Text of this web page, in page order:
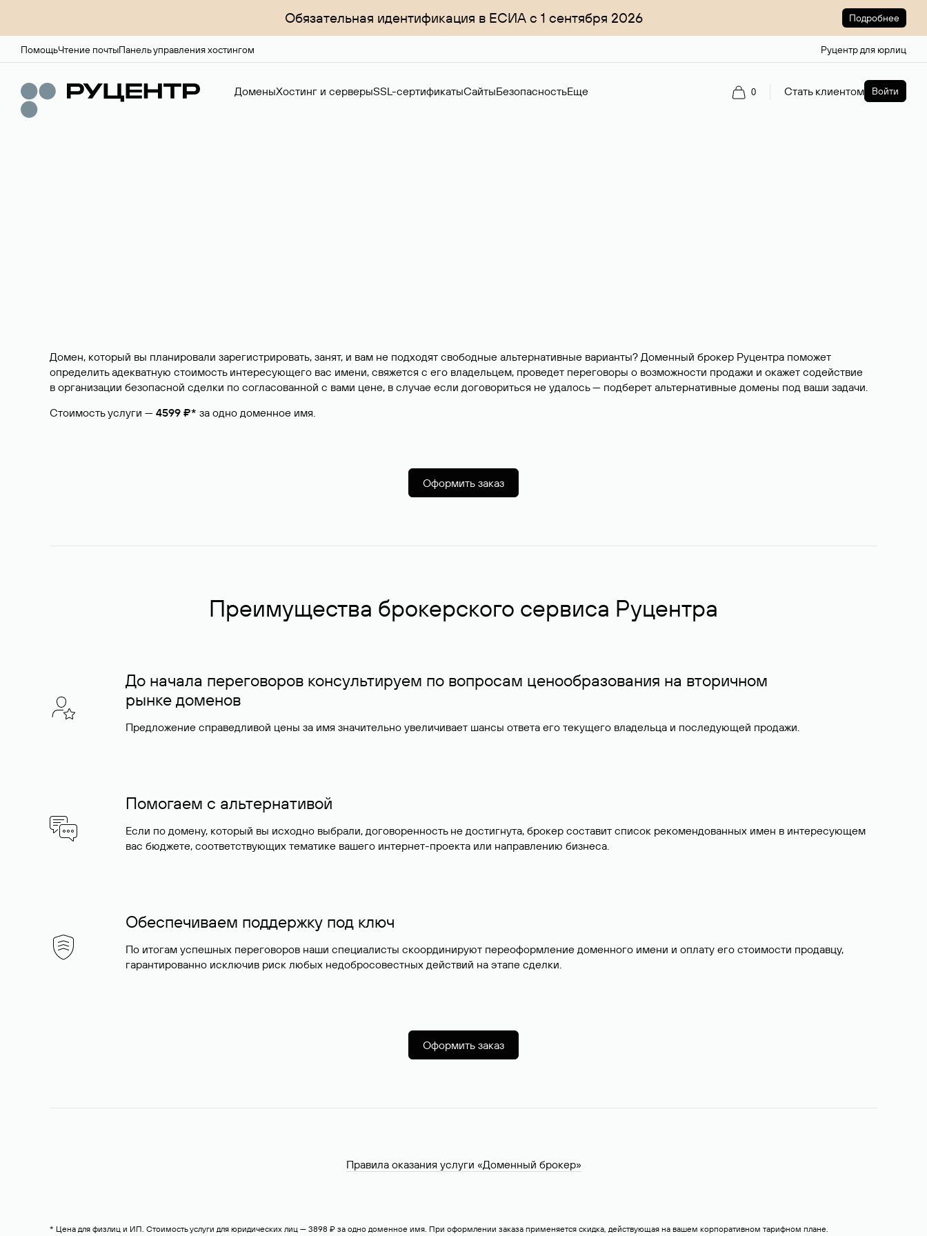
Обязательная идентификация в ЕСИА с 1 сентября 2026 Подробнее
ПомощьЧтение почтыПанель управления хостингом Руцентр для юрлиц
ДоменыХостинг и серверыSSL-сертификатыСайтыБезопасностьЕще 0 Стать клиентом Войти
Домен, который вы планировали зарегистрировать, занят, и вам не подходят свободные альтернативные варианты? Доменный брокер Руцентра поможет
определить адекватную стоимость интересующего вас имени, свяжется с его владельцем, проведет переговоры о возможности продажи и окажет содействие
в организации безопасной сделки по согласованной с вами цене, в случае если договориться не удалось — подберет альтернативные домены под ваши задачи.
Стоимость услуги — 4599 ₽* за одно доменное имя.
Оформить заказ
Преимущества брокерского сервиса Руцентра
До начала переговоров консультируем по вопросам ценообразования на вторичном
рынке доменов
Предложение справедливой цены за имя значительно увеличивает шансы ответа его текущего владельца и последующей продажи.
Помогаем с альтернативой
Если по домену, который вы исходно выбрали, договоренность не достигнута, брокер составит список рекомендованных имен в интересующем
вас бюджете, соответствующих тематике вашего интернет-проекта или направлению бизнеса.
Обеспечиваем поддержку под ключ
По итогам успешных переговоров наши специалисты скоординируют переоформление доменного имени и оплату его стоимости продавцу,
гарантированно исключив риск любых недобросовестных действий на этапе сделки.
Оформить заказ
Правила оказания услуги «Доменный брокер»
* Цена для физлиц и ИП. Стоимость услуги для юридических лиц — 3898 ₽ за одно доменное имя. При оформлении заказа применяется скидка, действующая на вашем корпоративном тарифном плане.